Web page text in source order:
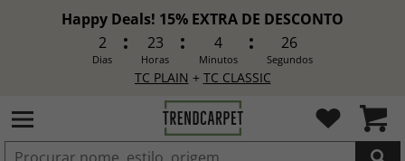
Happy Deals! 15% EXTRA DE DESCONTO
2
Dias
23
Horas
4
Minutos
24
Segundos
TC PLAIN + TC CLASSIC